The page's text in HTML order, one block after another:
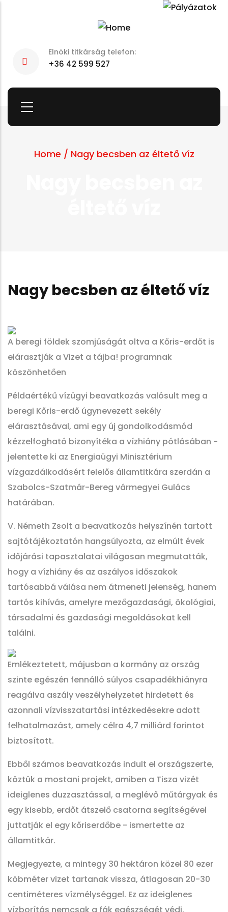
Elnöki titkárság telefon:
+36 42 599 527
Home / Nagy becsben az éltető víz
Nagy becsben az éltető víz
A beregi földek szomjúságát oltva a Kőris-erdőt is
elárasztják a Vizet a tájba! programnak
köszönhetően
Példaértékű vízügyi beavatkozás valósult meg a
beregi Kőris-erdő úgynevezett sekély
elárasztásával, ami egy új gondolkodásmód
kézzelfogható bizonyítéka a vízhiány pótlásában -
jelentette ki az Energiaügyi Minisztérium
vízgazdálkodásért felelős államtitkára szerdán a
Szabolcs-Szatmár-Bereg vármegyei Gulács
határában.
V. Németh Zsolt a beavatkozás helyszínén tartott
sajtótájékoztatón hangsúlyozta, az elmúlt évek
időjárási tapasztalatai világosan megmutatták,
hogy a vízhiány és az aszályos időszakok
tartósabbá válása nem átmeneti jelenség, hanem
tartós kihívás, amelyre mezőgazdasági, ökológiai,
társadalmi és gazdasági megoldásokat kell
találni.
Emlékeztetett, májusban a kormány az ország
szinte egészén fennálló súlyos csapadékhiányra
reagálva aszály veszélyhelyzetet hirdetett és
azonnali vízvisszatartási intézkedésekre adott
felhatalmazást, amely célra 4,7 milliárd forintot
biztosított.
Ebből számos beavatkozás indult el országszerte,
köztük a mostani projekt, amiben a Tisza vizét
ideiglenes duzzasztással, a meglévő műtárgyak és
egy kisebb, erdőt átszelő csatorna segítségével
juttatják el egy kőriserdőbe - ismertette az
államtitkár.
Megjegyezte, a mintegy 30 hektáron közel 80 ezer
köbméter vizet tartanak vissza, átlagosan 20-30
centiméteres vízmélységgel. Ez az ideiglenes